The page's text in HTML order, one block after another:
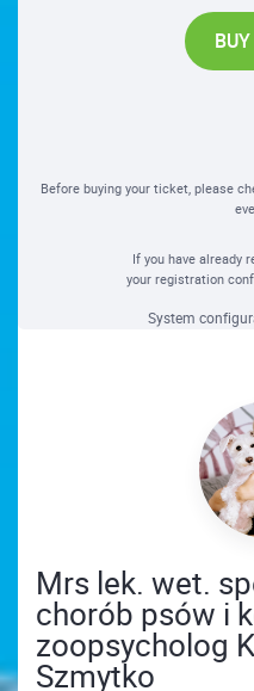
Before buying your ticket, please
If you have already
your registration
System
Mrs lek. wet.
chorób psów i
zoopsycholog
Szmytko